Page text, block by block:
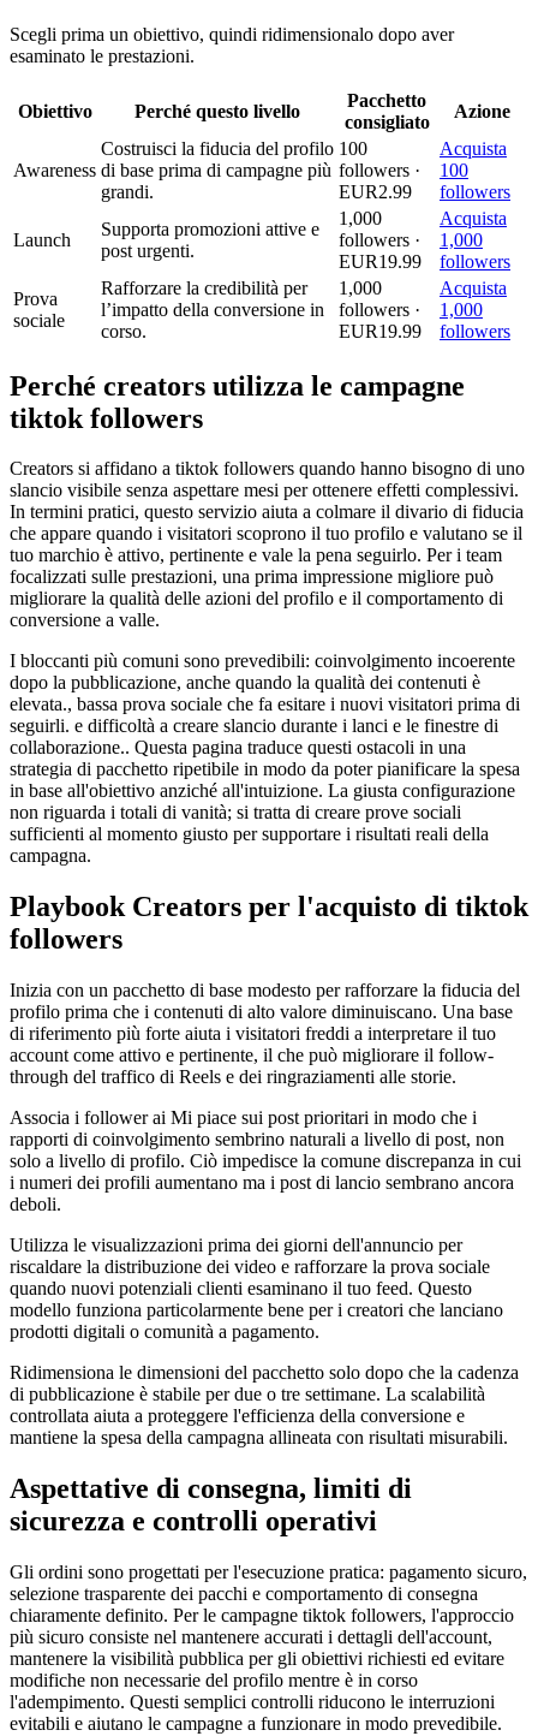
Scegli prima un obiettivo, quindi ridimensionalo dopo aver
esaminato le prestazioni.
Obiettivo Perché questo livello
Pacchetto
consigliato
Azione
Awareness
Costruisci la fiducia del profilo
di base prima di campagne più
grandi.
100
followers ·
EUR2.99
Acquista
100
followers
Launch
Supporta promozioni attive e
post urgenti.
1,000
followers ·
EUR19.99
Acquista
1,000
followers
Prova
sociale
Rafforzare la credibilità per
l’impatto della conversione in
corso.
1,000
followers ·
EUR19.99
Acquista
1,000
followers
Perché creators utilizza le campagne
tiktok followers
Creators si affidano a tiktok followers quando hanno bisogno di uno
slancio visibile senza aspettare mesi per ottenere effetti complessivi.
In termini pratici, questo servizio aiuta a colmare il divario di fiducia
che appare quando i visitatori scoprono il tuo profilo e valutano se il
tuo marchio è attivo, pertinente e vale la pena seguirlo. Per i team
focalizzati sulle prestazioni, una prima impressione migliore può
migliorare la qualità delle azioni del profilo e il comportamento di
conversione a valle.
I bloccanti più comuni sono prevedibili: coinvolgimento incoerente
dopo la pubblicazione, anche quando la qualità dei contenuti è
elevata., bassa prova sociale che fa esitare i nuovi visitatori prima di
seguirli. e difficoltà a creare slancio durante i lanci e le finestre di
collaborazione.. Questa pagina traduce questi ostacoli in una
strategia di pacchetto ripetibile in modo da poter pianificare la spesa
in base all'obiettivo anziché all'intuizione. La giusta configurazione
non riguarda i totali di vanità; si tratta di creare prove sociali
sufficienti al momento giusto per supportare i risultati reali della
campagna.
Playbook Creators per l'acquisto di tiktok
followers
Inizia con un pacchetto di base modesto per rafforzare la fiducia del
profilo prima che i contenuti di alto valore diminuiscano. Una base
di riferimento più forte aiuta i visitatori freddi a interpretare il tuo
account come attivo e pertinente, il che può migliorare il follow-
through del traffico di Reels e dei ringraziamenti alle storie.
Associa i follower ai Mi piace sui post prioritari in modo che i
rapporti di coinvolgimento sembrino naturali a livello di post, non
solo a livello di profilo. Ciò impedisce la comune discrepanza in cui
i numeri dei profili aumentano ma i post di lancio sembrano ancora
deboli.
Utilizza le visualizzazioni prima dei giorni dell'annuncio per
riscaldare la distribuzione dei video e rafforzare la prova sociale
quando nuovi potenziali clienti esaminano il tuo feed. Questo
modello funziona particolarmente bene per i creatori che lanciano
prodotti digitali o comunità a pagamento.
Ridimensiona le dimensioni del pacchetto solo dopo che la cadenza
di pubblicazione è stabile per due o tre settimane. La scalabilità
controllata aiuta a proteggere l'efficienza della conversione e
mantiene la spesa della campagna allineata con risultati misurabili.
Aspettative di consegna, limiti di
sicurezza e controlli operativi
Gli ordini sono progettati per l'esecuzione pratica: pagamento sicuro,
selezione trasparente dei pacchi e comportamento di consegna
chiaramente definito. Per le campagne tiktok followers, l'approccio
più sicuro consiste nel mantenere accurati i dettagli dell'account,
mantenere la visibilità pubblica per gli obiettivi richiesti ed evitare
modifiche non necessarie del profilo mentre è in corso
l'adempimento. Questi semplici controlli riducono le interruzioni
evitabili e aiutano le campagne a funzionare in modo prevedibile.